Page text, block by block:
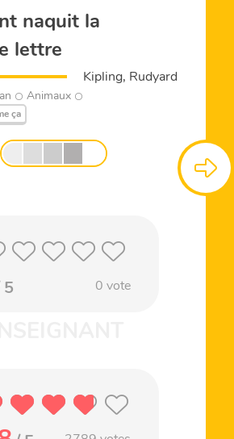
naquit la
lettre
Kipling, Rudyard
Animaux
ça
5 0 vote